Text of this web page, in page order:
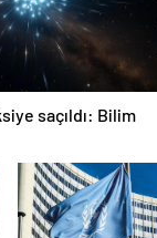
saçıldı: Bilim